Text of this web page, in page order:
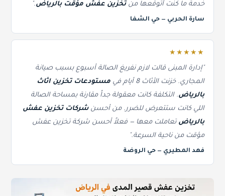
خدمة ما كنت أتوقعها منتخزين عفش مؤقت بالرياض."
سارة الحربي — حي الشفا
★★★★★
"إدارة المبنى قالت لازم نفريغ الصالة أسبوع بسبب صيانة
المجاري. خزنت الأثاث 8 أيام في
مستودعات تخزين اثاث
بالرياض. التكلفة كانت معقولة جداً مقارنة بمساحة الصالة
اللي كانت ستتعرض للضرر. من أحسنشركات تخزين عفش
بالرياض تعاملت معها — فعلاً أحسن شركة تخزين عفش
مؤقت من ناحية السرعة."
فهد المطيري — حي الروضة